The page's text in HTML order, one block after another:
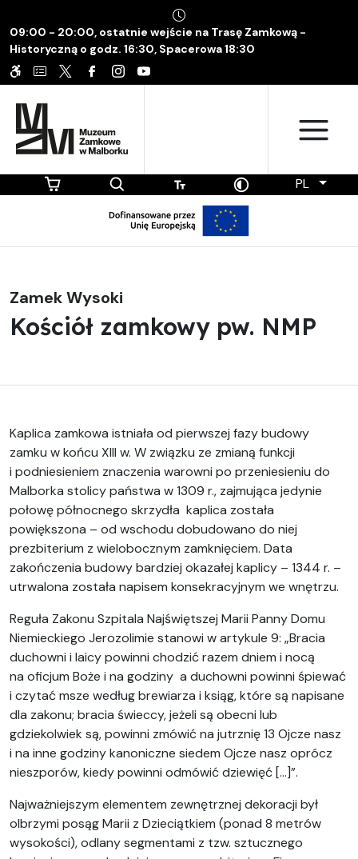
09:00 - 20:00, ostatnie wejście na Trasę Zamkową -
Historyczną o godz. 16:30, Spacerowa 18:30
PL
Zamek Wysoki
Kościół zamkowy pw. NMP
Kaplica zamkowa istniała od pierwszej fazy budowy
zamku w końcu XIII w. W związku ze zmianą funkcji
i podniesieniem znaczenia warowni po przeniesieniu do
Malborka stolicy państwa w 1309 r., zajmująca jedynie
połowę północnego skrzydła kaplica została
powiększona – od wschodu dobudowano do niej
prezbiterium z wielobocznym zamknięciem. Data
zakończenia budowy bardziej okazałej kaplicy – 1344 r. –
utrwalona została napisem konsekracyjnym we wnętrzu.
Reguła Zakonu Szpitala Najświętszej Marii Panny Domu
Niemieckiego Jerozolimie stanowi w artykule 9: „Bracia
duchowni i laicy powinni chodzić razem dniem i nocą
na oficjum Boże i na godziny a duchowni powinni śpiewać
i czytać msze według brewiarza i ksiąg, które są napisane
dla zakonu; bracia świeccy, jeżeli są obecni lub
gdziekolwiek są, powinni zmówić na jutrznię 13 Ojcze nasz
i na inne godziny kanoniczne siedem Ojcze nasz oprócz
nieszporów, kiedy powinni odmówić dziewięć […]”.
Najważniejszym elementem zewnętrznej dekoracji był
olbrzymi posąg Marii z Dzieciątkiem (ponad 8 metrów
wysokości), odlany segmentami z tzw. sztucznego